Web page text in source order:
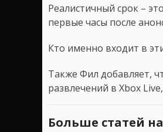
Реалистичный срок –
первые часы после
Кто именно входит в
Также Фил добавляет,
развлечений в Xbox
Больше статей